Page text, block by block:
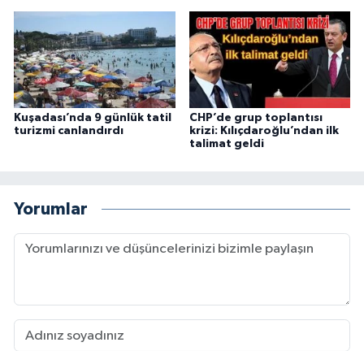
Kuşadası’nda 9 günlük tatil
turizmi canlandırdı
CHP’de grup toplantısı
krizi: Kılıçdaroğlu’ndan ilk
talimat geldi
Yorumlar